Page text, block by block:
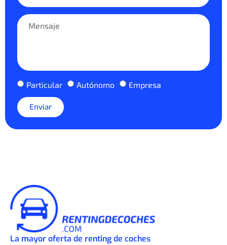
Particular Autónomo Empresa
Enviar
La mayor oferta de renting de coches